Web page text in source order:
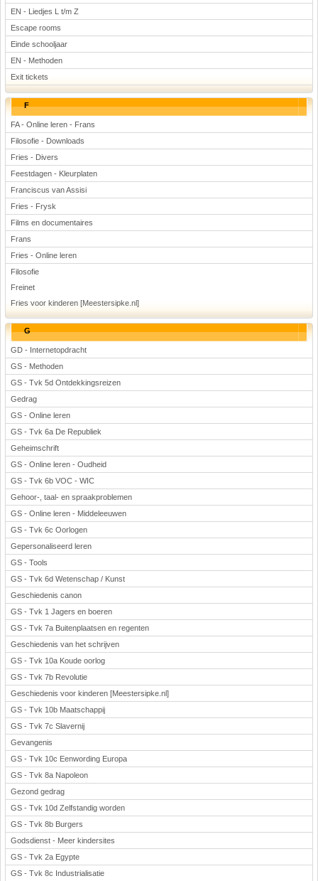
EN - Liedjes L t/m Z
Escape rooms
Einde schooljaar
EN - Methoden
Exit tickets
F
FA - Online leren - Frans
Filosofie - Downloads
Fries - Divers
Feestdagen - Kleurplaten
Franciscus van Assisi
Fries - Frysk
Films en documentaires
Frans
Fries - Online leren
Filosofie
Freinet
Fries voor kinderen [Meestersipke.nl]
G
GD - Internetopdracht
GS - Methoden
GS - Tvk 5d Ontdekkingsreizen
Gedrag
GS - Online leren
GS - Tvk 6a De Republiek
Geheimschrift
GS - Online leren - Oudheid
GS - Tvk 6b VOC - WIC
Gehoor-, taal- en spraakproblemen
GS - Online leren - Middeleeuwen
GS - Tvk 6c Oorlogen
Gepersonaliseerd leren
GS - Tools
GS - Tvk 6d Wetenschap / Kunst
Geschiedenis canon
GS - Tvk 1 Jagers en boeren
GS - Tvk 7a Buitenplaatsen en regenten
Geschiedenis van het schrijven
GS - Tvk 10a Koude oorlog
GS - Tvk 7b Revolutie
Geschiedenis voor kinderen [Meestersipke.nl]
GS - Tvk 10b Maatschappij
GS - Tvk 7c Slavernij
Gevangenis
GS - Tvk 10c Eenwording Europa
GS - Tvk 8a Napoleon
Gezond gedrag
GS - Tvk 10d Zelfstandig worden
GS - Tvk 8b Burgers
Godsdienst - Meer kindersites
GS - Tvk 2a Egypte
GS - Tvk 8c Industrialisatie